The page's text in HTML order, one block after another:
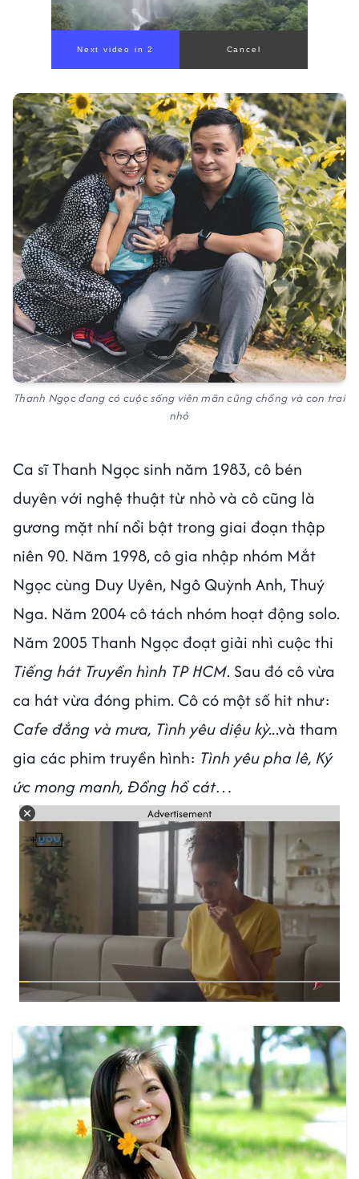
Thanh Ngọc đang có cuộc sống viên mãn cũng chồng và con trai
nhỏ
Ca sĩ Thanh Ngọc sinh năm 1983, cô bén
duyên với nghệ thuật từ nhỏ và cô cũng là
gương mặt nhí nổi bật trong giai đoạn thập
niên 90. Năm 1998, cô gia nhập nhóm Mắt
Ngọc cùng Duy Uyên, Ngô Quỳnh Anh, Thuý
Nga. Năm 2004 cô tách nhóm hoạt động solo.
Năm 2005 Thanh Ngọc đoạt giải nhì cuộc thi
Tiếng hát Truyền hình TP HCM. Sau đó cô vừa
ca hát vừa đóng phim. Cô có một số hit như:
Cafe đắng và mưa, Tình yêu diệu kỳ...và tham
gia các phim truyền hình: Tình yêu pha lê, Ký
ức mong manh, Đồng hồ cát…
Advertisement